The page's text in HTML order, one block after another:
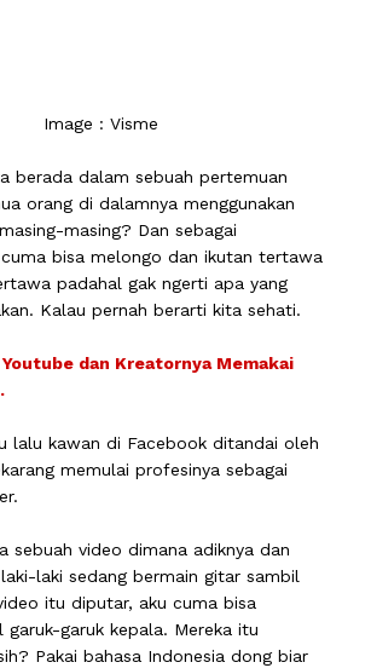
Image : Visme
berada dalam sebuah pertemuan
orang di dalamnya menggunakan
masing? Dan sebagai
bisa melongo dan ikutan tertawa
padahal gak ngerti apa yang
Kalau pernah berarti kita sehati.
dan Kreatornya Memakai
lalu kawan di Facebook ditandai oleh
memulai profesinya sebagai
sebuah video dimana adiknya dan
laki sedang bermain gitar sambil
itu diputar, aku cuma bisa
garuk kepala. Mereka itu
Pakai bahasa Indonesia dong biar